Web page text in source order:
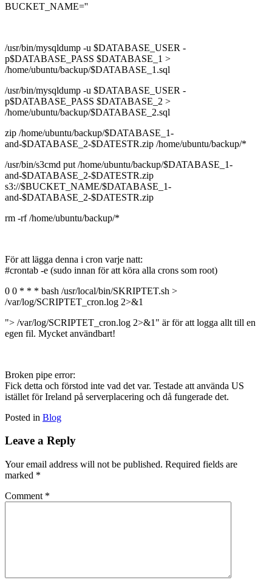
BUCKET_NAME=''
/usr/bin/mysqldump -u $DATABASE_USER -
p$DATABASE_PASS $DATABASE_1 >
/home/ubuntu/backup/$DATABASE_1.sql
/usr/bin/mysqldump -u $DATABASE_USER -
p$DATABASE_PASS $DATABASE_2 >
/home/ubuntu/backup/$DATABASE_2.sql
zip /home/ubuntu/backup/$DATABASE_1-
and-$DATABASE_2-$DATESTR.zip /home/ubuntu/backup/*
/usr/bin/s3cmd put /home/ubuntu/backup/$DATABASE_1-
and-$DATABASE_2-$DATESTR.zip
s3://$BUCKET_NAME/$DATABASE_1-
and-$DATABASE_2-$DATESTR.zip
rm -rf /home/ubuntu/backup/*
För att lägga denna i cron varje natt:
#crontab -e (sudo innan för att köra alla crons som root)
0 0 * * * bash /usr/local/bin/SKRIPTET.sh >
/var/log/SCRIPTET_cron.log 2>&1
"> /var/log/SCRIPTET_cron.log 2>&1" är för att logga allt till en
egen fil. Mycket användbart!
Broken pipe error:
Fick detta och förstod inte vad det var. Testade att använda US
istället för Ireland på serverplacering och då fungerade det.
Posted in Blog
Leave a Reply
Your email address will not be published. Required fields are
marked *
Comment *